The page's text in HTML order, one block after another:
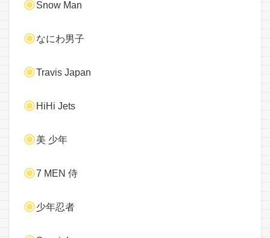
Snow Man
なにわ男子
Travis Japan
HiHi Jets
美 少年
7 MEN 侍
少年忍者